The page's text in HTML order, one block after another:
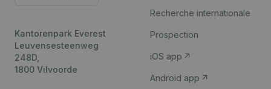
Kantorenpark Everest
Leuvensesteenweg
248D,
1800 Vilvoorde
Recherche internationale
Prospection
iOS app
Android app